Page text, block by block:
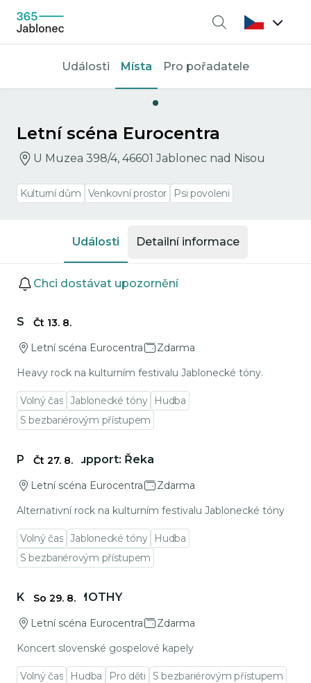
Vyhledávání
Události Místa Pro pořadatele
Letní scéna Eurocentra
U Muzea 398/4, 46601 Jablonec nad Nisou
Kulturní dům Venkovní prostor Psi povoleni
Události Detailní informace
Události
Chci dostávat upozornění
Sarah
Letní scéna Eurocentra
Zdarma
Heavy rock na kulturním festivalu Jablonecké tóny.
Volný čas Jablonecké tóny
Hudba
S bezbariérovým přístupem
Čt 13. 8.
Pan Lynx, support: Řeka
Letní scéna Eurocentra
Zdarma
Alternativní rock na kulturním festivalu Jablonecké tóny
Volný čas Jablonecké tóny
Hudba
S bezbariérovým přístupem
Čt 27. 8.
Koncert TIMOTHY
Letní scéna Eurocentra
Zdarma
Koncert slovenské gospelové kapely
Volný čas Hudba Pro děti
S bezbariérovým přístupem
So 29. 8.